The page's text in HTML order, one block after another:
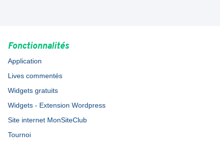
Fonctionnalités
Application
Lives commentés
Widgets gratuits
Widgets - Extension Wordpress
Site internet MonSiteClub
Tournoi